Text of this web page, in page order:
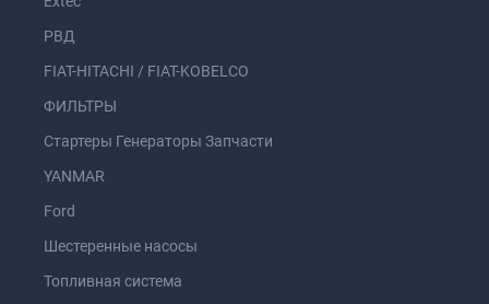
РВД
FIAT-HITACHI / FIAT-KOBELCO
ФИЛЬТРЫ
Стартеры Генераторы Запчасти
YANMAR
Ford
Шестеренные насосы
Топливная система